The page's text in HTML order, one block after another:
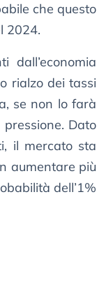
che questo
2024.
rialzo dei tassi
se non lo farà
Dato
il mercato sta
aumentare più
dell’1%